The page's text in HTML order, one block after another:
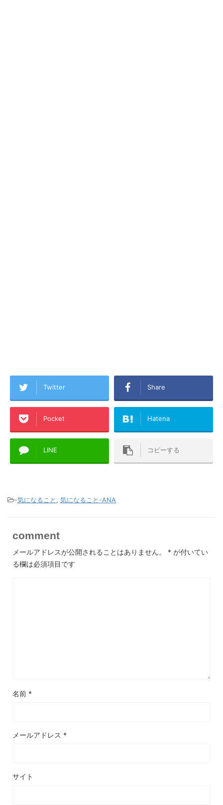
Twitter Share
Pocket Hatena
LINE コピーする
-気になること , 気になること-ANA
comment
メールアドレスが公開されることはありません。 * が付いてい
る欄は必須項目です
名前 *
メールアドレス *
サイト